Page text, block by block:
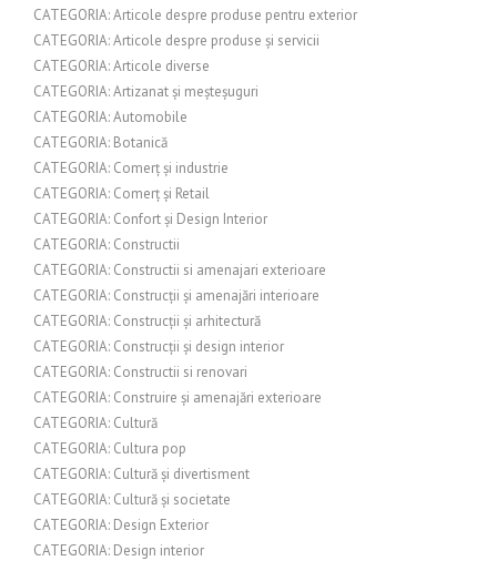
CATEGORIA: Articole despre produse pentru exterior
CATEGORIA: Articole despre produse și servicii
CATEGORIA: Articole diverse
CATEGORIA: Artizanat și meșteșuguri
CATEGORIA: Automobile
CATEGORIA: Botanică
CATEGORIA: Comerț și industrie
CATEGORIA: Comerț și Retail
CATEGORIA: Confort și Design Interior
CATEGORIA: Constructii
CATEGORIA: Constructii si amenajari exterioare
CATEGORIA: Construcții și amenajări interioare
CATEGORIA: Construcții și arhitectură
CATEGORIA: Construcții și design interior
CATEGORIA: Constructii si renovari
CATEGORIA: Construire și amenajări exterioare
CATEGORIA: Cultură
CATEGORIA: Cultura pop
CATEGORIA: Cultură și divertisment
CATEGORIA: Cultură și societate
CATEGORIA: Design Exterior
CATEGORIA: Design interior